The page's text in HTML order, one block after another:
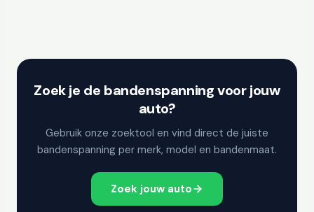
Zoek je de bandenspanning voor jouw
auto?
Gebruik onze zoektool en vind direct de juiste
bandenspanning per merk, model en bandenmaat.
Zoek jouw auto